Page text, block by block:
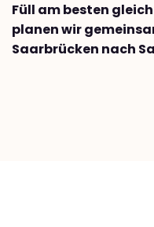
Füll am besten gleich
planen wir
Saarbrücken nach